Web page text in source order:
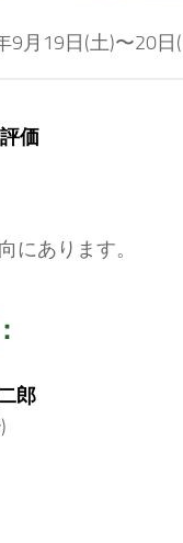
月19日(土)〜20
価
にあります。
郎